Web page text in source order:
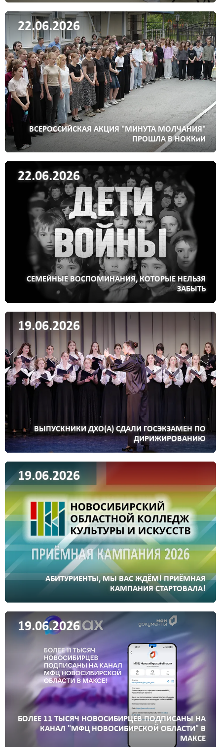
22.06.2026
ВСЕРОССИЙСКАЯ АКЦИЯ "МИНУТА МОЛЧАНИЯ"
ПРОШЛА В НОККиИ
22.06.2026
СЕМЕЙНЫЕ ВОСПОМИНАНИЯ, КОТОРЫЕ НЕЛЬЗЯ
ЗАБЫТЬ
19.06.2026
ВЫПУСКНИКИ ДХО(А) СДАЛИ ГОСЭКЗАМЕН ПО
ДИРИЖИРОВАНИЮ
19.06.2026
АБИТУРИЕНТЫ, МЫ ВАС ЖДЁМ! ПРИЁМНАЯ
КАМПАНИЯ СТАРТОВАЛА!
19.06.2026
БОЛЕЕ 11 ТЫСЯЧ НОВОСИБИРЦЕВ ПОДПИСАНЫ НА
КАНАЛ "МФЦ НОВОСИБИРСКОЙ ОБЛАСТИ" В
МАКСЕ